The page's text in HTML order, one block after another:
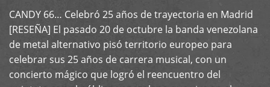
CANDY 66… Celebró 25 años de trayectoria en Madrid
[RESEÑA] El pasado 20 de octubre la banda venezolana
de metal alternativo pisó territorio europeo para
celebrar sus 25 años de carrera musical, con un
concierto mágico que logró el reencuentro del
+